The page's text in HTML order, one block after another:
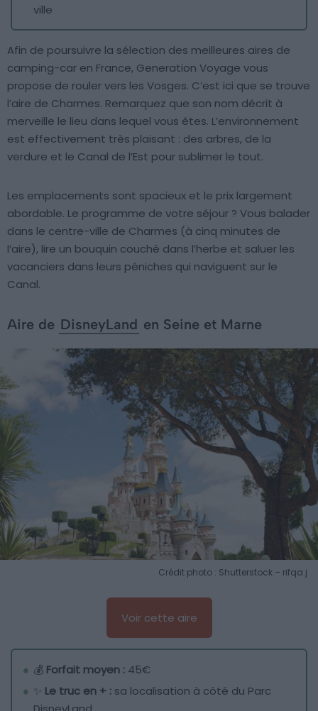
ville
Afin de poursuivre la sélection des meilleures aires de
camping-car en France, Generation Voyage vous
propose de rouler vers les Vosges. C’est ici que se trouve
l’aire de Charmes. Remarquez que son nom décrit à
merveille le lieu dans lequel vous êtes. L’environnement
est effectivement très plaisant : des arbres, de la
verdure et le Canal de l’Est pour sublimer le tout.
Les emplacements sont spacieux et le prix largement
abordable. Le programme de votre séjour ? Vous balader
dans le centre-ville de Charmes (à cinq minutes de
l’aire), lire un bouquin couché dans l’herbe et saluer les
vacanciers dans leurs péniches qui naviguent sur le
Canal.
Aire de DisneyLand en Seine et Marne
Crédit photo : Shutterstock – rifqa.j
Voir cette aire
💰 Forfait moyen : 45€
✨ Le truc en + : sa localisation à côté du Parc